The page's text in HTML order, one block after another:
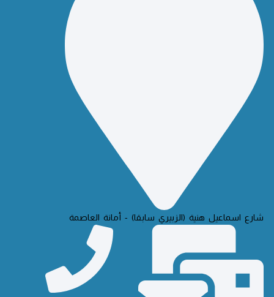
شارع اسماعيل هنية (الزبيري سابقا) - أمانة العاصمة